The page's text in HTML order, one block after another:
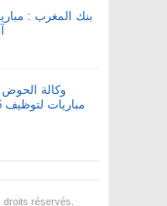
وكالة الحوض
droits réservés.